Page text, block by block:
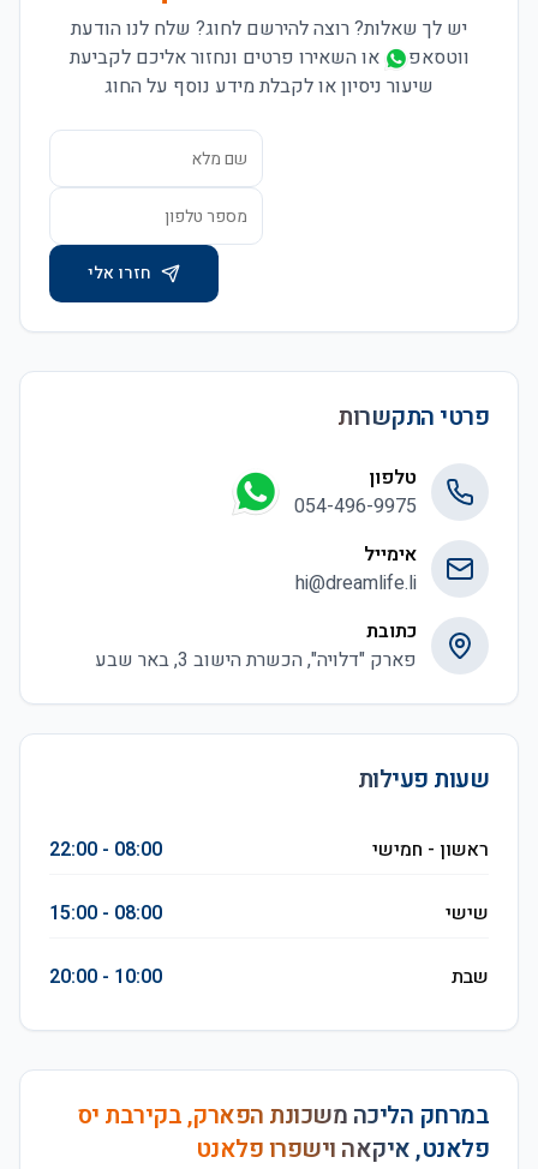
יש לך שאלות? רוצה להירשם לחוג? שלח לנו הודעת
ווטסאפ
או השאירו פרטים ונחזור אליכם לקביעת
שיעור ניסיון או לקבלת מידע נוסף על החוג
חזרו אלי
פרטי התקשרות
טלפון
054-496-9975
אימייל
hi@dreamlife.li
כתובת
פארק "דלויה", הכשרת הישוב 3, באר שבע
שעות פעילות
ראשון - חמישי 08:00 - 22:00
שישי 08:00 - 15:00
שבת 10:00 - 20:00
במרחק הליכה משכונת הפארק, בקירבת יס
פלאנט, איקאה וישפרו פלאנט